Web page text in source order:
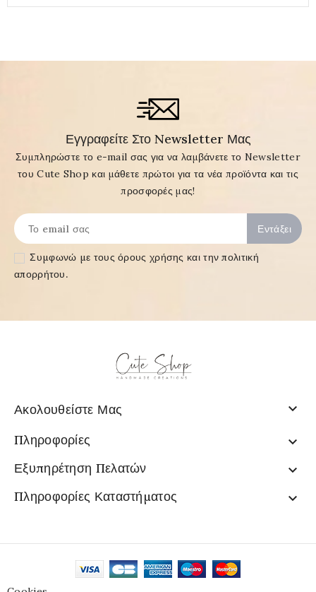
Εγγραφείτε Στο Newsletter Μας
Συμπληρώστε το e-mail σας για να λαμβάνετε το Newsletter
του Cute Shop και μάθετε πρώτοι για τα νέα προϊόντα και τις
προσφορές μας!
Συμφωνώ με τουςόρους χρήσης και την πολιτική
απορρήτου.
Ακολουθείστε Μας 
Πληροφορίες 
Εξυπηρέτηση Πελατών 
Πληροφορίες Καταστήματος 